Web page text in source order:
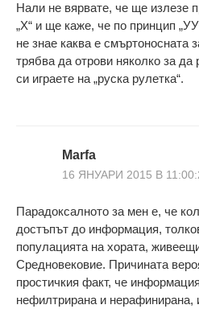
Нали не вярвате, че ще излезе
„Х“ и ще каже, че по принцип
не знае каква е смъртоносната
трябва да отрови няколко за да
си играете на „руска рулетка“.
Marfa
16 ЯНУАРИ 2015 В
Парадоксалното за мен е, че
достъпът до информация,
популацията на хората,
Средновековие. Причината
простичкия факт, че
нефилтрирана и нерафинирана,